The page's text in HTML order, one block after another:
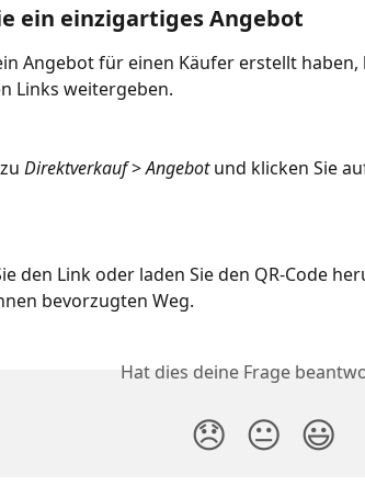
ein einzigartiges Angebot
Angebot für einen Käufer erstellt haben,
Links weitergeben.
Direktverkauf > Angebot und klicken Sie
den Link oder laden Sie den QR-Code
bevorzugten Weg.
Hat dies deine Frage
😞 😐 😃